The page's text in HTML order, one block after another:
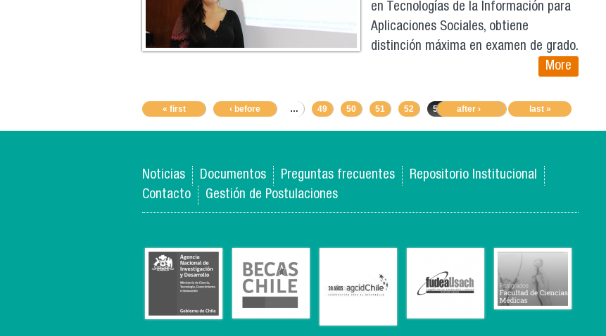
en Tecnologías de la Información para
Aplicaciones Sociales, obtiene
distinción máxima en examen de grado.
More
« first ‹ before … 49 50 51 52 53 54 55 57
after › last »
Noticias Documentos Preguntas frecuentes
Repositorio Institucional
Contacto
Gestión de Postulaciones